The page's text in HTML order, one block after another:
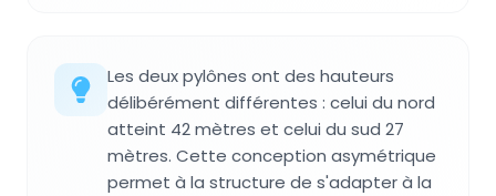
Les deux pylônes ont des hauteurs
délibérément différentes : celui du nord
atteint 42 mètres et celui du sud 27
mètres. Cette conception asymétrique
permet à la structure de s'adapter à la